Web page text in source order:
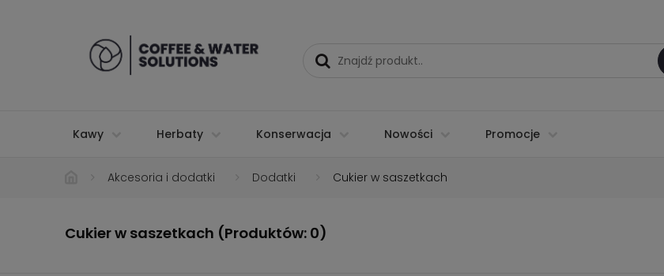
Kawy Herbaty Konserwacja Nowości Promocje
Akcesoria i dodatki Dodatki Cukier w saszetkach
Cukier w saszetkach (Produktów: 0)